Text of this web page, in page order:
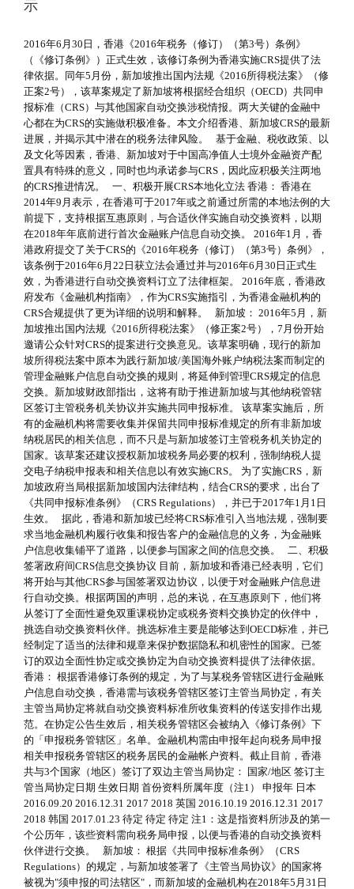
示
2016年6月30日，香港《2016年税务（修订）（第3号）条例》
（《修订条例》）正式生效，该修订条例为香港实施CRS提供了法
律依据。同年5月份，新加坡推出国内法规《2016所得税法案》（修
正案2号），该草案规定了新加坡将根据经合组织（OECD）共同申
报标准（CRS）与其他国家自动交换涉税情报。两大关键的金融中
心都在为CRS的实施做积极准备。本文介绍香港、新加坡CRS的最新
进展，并揭示其中潜在的税务法律风险。 基于金融、税收政策、以
及文化等因素，香港、新加坡对于中国高净值人士境外金融资产配
置具有特殊的意义，同时也均承诺参与CRS，因此应积极关注两地
的CRS推进情况。 一、积极开展CRS本地化立法 香港： 香港在
2014年9月表示，在香港可于2017年或之前通过所需的本地法例的大
前提下，支持根据互惠原则，与合适伙伴实施自动交换资料，以期
在2018年年底前进行首次金融账户信息自动交换。 2016年1月，香
港政府提交了关于CRS的《2016年税务（修订）（第3号）条例》，
该条例于2016年6月22日获立法会通过并与2016年6月30日正式生
效，为香港进行自动交换资料订立了法律框架。 2016年底，香港政
府发布《金融机构指南》，作为CRS实施指引，为香港金融机构的
CRS合规提供了更为详细的说明和解释。 新加坡： 2016年5月，新
加坡推出国内法规《2016所得税法案》（修正案2号），7月份开始
邀请公众针对CRS的提案进行交换意见。该草案明确，现行的新加
坡所得税法案中原本为践行新加坡/美国海外账户纳税法案而制定的
管理金融账户信息自动交换的规则，将延伸到管理CRS规定的信息
交换。新加坡财政部指出，这将有助于推进新加坡与其他纳税管辖
区签订主管税务机关协议并实施共同申报标准。 该草案实施后，所
有的金融机构将需要收集并保留共同申报标准规定的所有非新加坡
纳税居民的相关信息，而不只是与新加坡签订主管税务机关协定的
国家。该草案还建议授权新加坡税务局必要的权利，强制纳税人提
交电子纳税申报表和相关信息以有效实施CRS。 为了实施CRS，新
加坡政府当局根据新加坡国内法律结构，结合CRS的要求，出台了
《共同申报标准条例》（CRS Regulations），并已于2017年1月1日
生效。 据此，香港和新加坡已经将CRS标准引入当地法规，强制要
求当地金融机构履行收集和报告客户的金融信息的义务，为金融账
户信息收集铺平了道路，以便参与国家之间的信息交换。 二、积极
签署政府间CRS信息交换协议 目前，新加坡和香港已经表明，它们
将开始与其他CRS参与国签署双边协议，以便于对金融账户信息进
行自动交换。根据两国的声明，总的来说，在互惠原则下，他们将
从签订了全面性避免双重课税协定或税务资料交换协定的伙伴中，
挑选自动交换资料伙伴。挑选标准主要是能够达到OECD标准，并已
经制定了适当的法律和规章来保护数据隐私和机密性的国家。已签
订的双边全面性协定或交换协定为自动交换资料提供了法律依据。
香港： 根据香港修订条例的规定，为了与某税务管辖区进行金融账
户信息自动交换，香港需与该税务管辖区签订主管当局协定，有关
主管当局协定将就自动交换资料标准所收集资料的传送安排作出规
范。在协定公告生效后，相关税务管辖区会被纳入《修订条例》下
的「申报税务管辖区」名单。金融机构需由申报年起向税务局申报
相关申报税务管辖区的税务居民的金融帐户资料。截止目前，香港
共与3个国家（地区）签订了双边主管当局协定： 国家/地区 签订主
管当局协定日期 生效日期 首份资料所属年度（注1） 申报年 日本
2016.09.20 2016.12.31 2017 2018 英国 2016.10.19 2016.12.31 2017
2018 韩国 2017.01.23 待定 待定 待定 注1：这是指资料所涉及的第一
个公历年，该些资料需向税务局申报，以便与香港的自动交换资料
伙伴进行交换。 新加坡： 根据《共同申报标准条例》（CRS
Regulations）的规定，与新加坡签署了《主管当局协议》的国家将
被视为"须申报的司法辖区"，而新加坡的金融机构在2018年5月31日